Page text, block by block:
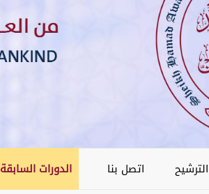
اتصل بنا الدورات السابقة